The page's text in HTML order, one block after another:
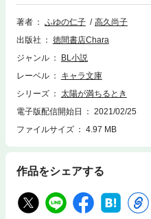
に！ 片桐との思い出ばかりを追い
堪えきれなくなった楠ノ瀬はつい
著者 ふゆの仁子
高久尚子
出版社
徳間書店Chara
ジャンル
BL小説
レーベル
キャラ文庫
シリーズ
太陽が満ちるとき
電子版配信開始日
2021/02/25
ファイルサイズ
4.97 MB
作品をシェアする